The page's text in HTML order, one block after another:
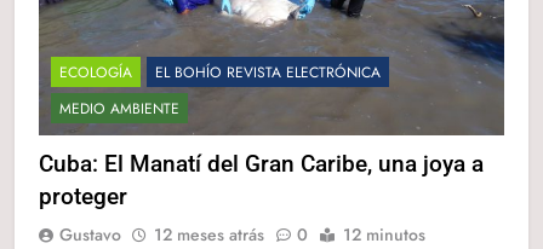
ECOLOGÍA
EL BOHÍO REVISTA ELECTRÓNICA
MEDIO AMBIENTE
Cuba: El Manatí del Gran Caribe, una joya a
proteger
Gustavo 12 meses atrás 0 12 minutos